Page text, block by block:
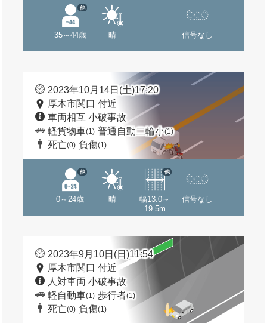
35～44歳
他
晴 信号なし
2023年10月14日(土)17:20
厚木市関口 付近
車両相互 小破事故
軽貨物車(1) 普通自動二輪小(1)
死亡(0) 負傷(1)
0～24歳
他
晴
幅13.0～
19.5m
他
信号なし
2023年9月10日(日)11:54
厚木市関口 付近
人対車両 小破事故
軽自動車(1) 歩行者(1)
死亡(0) 負傷(1)